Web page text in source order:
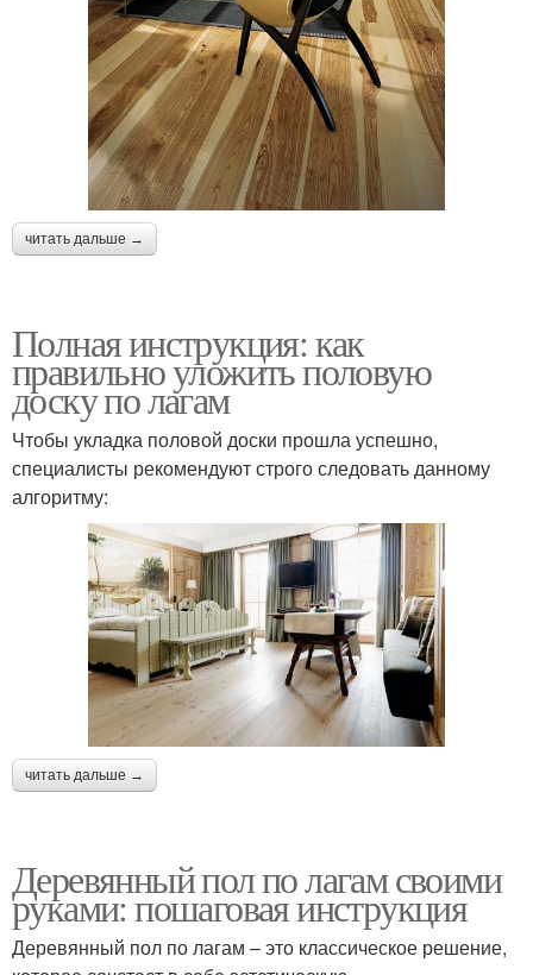
читать дальше →
Полная инструкция: как
правильно уложить половую
доску по лагам
Чтобы укладка половой доски прошла успешно,
специалисты рекомендуют строго следовать данному
алгоритму:
читать дальше →
Деревянный пол по лагам своими
руками: пошаговая инструкция
Деревянный пол по лагам – это классическое решение,